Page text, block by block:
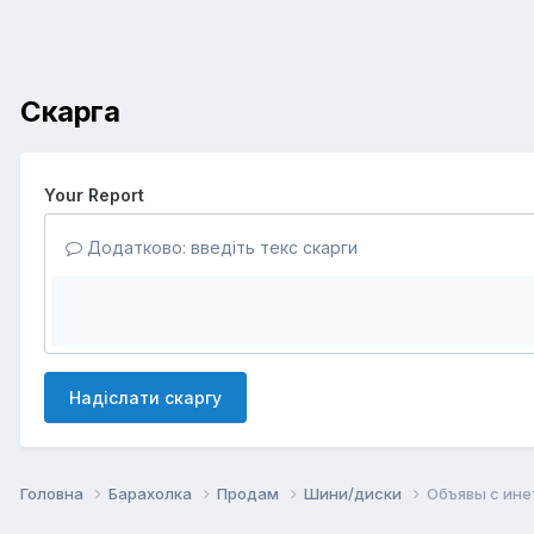
Скарга
Your Report
Додатково: введіть текс скарги
Надіслати скаргу
Головна Барахолка Продам Шини/диски Объявы с